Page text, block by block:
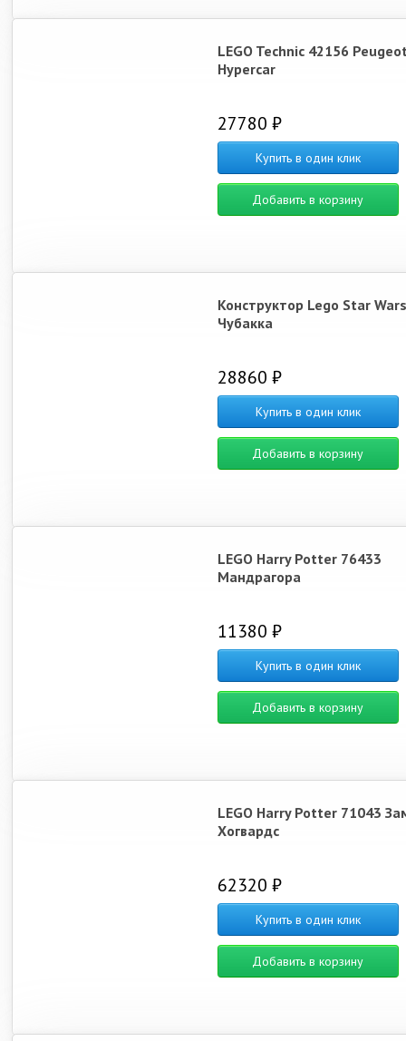
LEGO Technic 42156
Hypercar
27780 ₽
Купить в один клик
Добавить в корзину
Конструктор Lego Star
Чубакка
28860 ₽
Купить в один клик
Добавить в корзину
LEGO Harry Potter 76433
Мандрагора
11380 ₽
Купить в один клик
Добавить в корзину
LEGO Harry Potter 71043
Хогвардс
62320 ₽
Купить в один клик
Добавить в корзину